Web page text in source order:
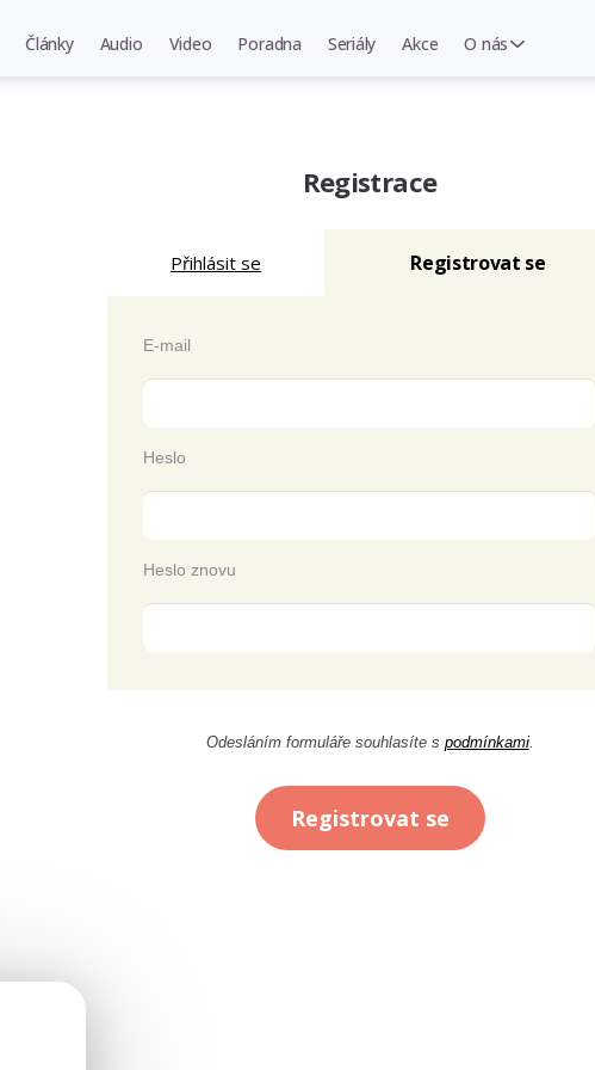
Články Audio Video Poradna Seriály Akce O nás
Registrace
Přihlásit se Registrovat se
E-mail
Heslo
Heslo znovu
Odesláním formuláře souhlasíte s podmínkami.
Registrovat se